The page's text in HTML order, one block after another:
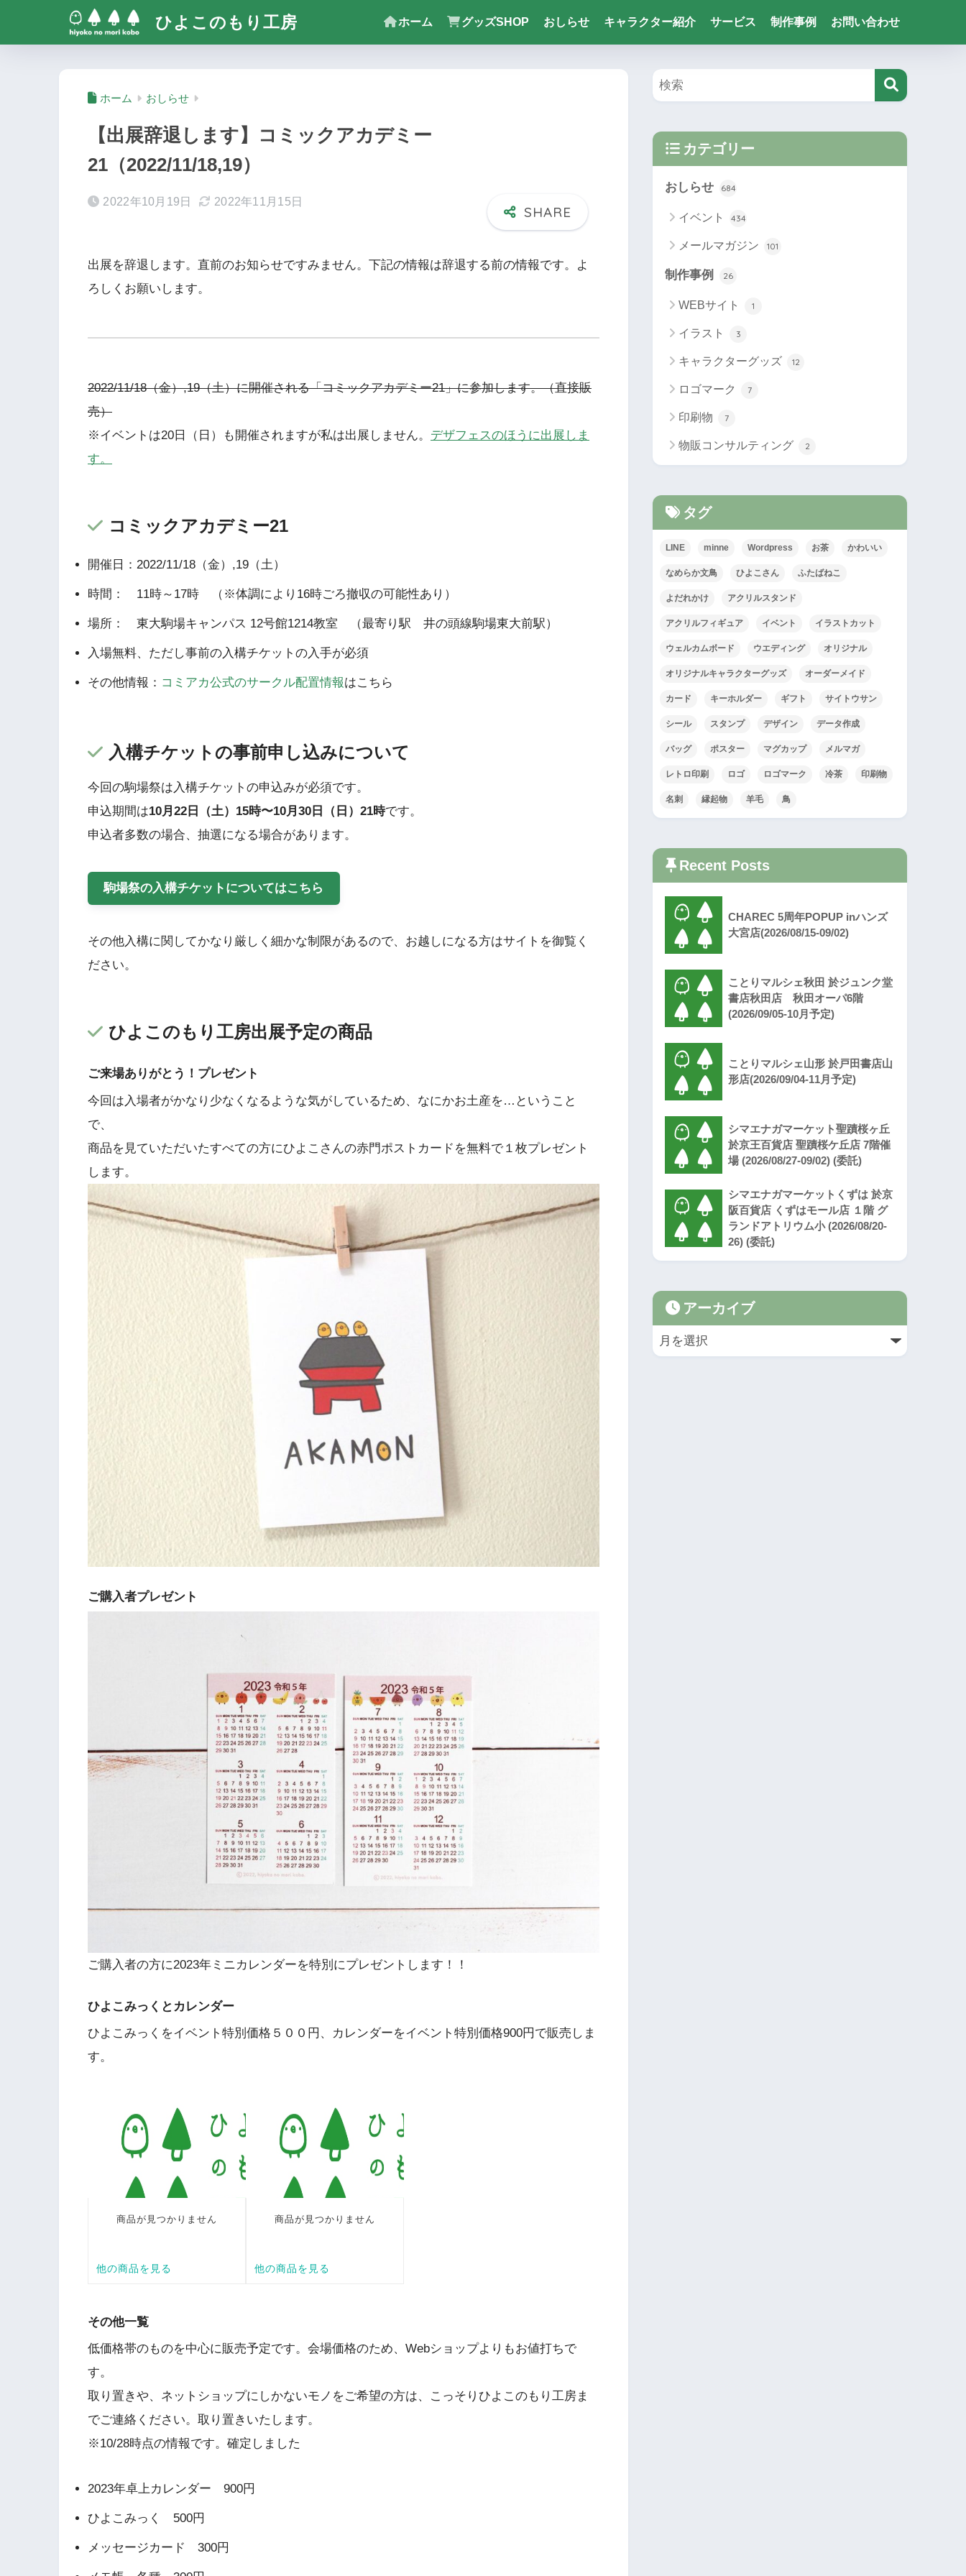
ひよこのもり工房 ホーム グッズSHOP おしらせ キャラクター紹介 サービス 制作事例 お問い合わせ
ホーム おしらせ
【出展辞退します】コミックアカデミー
21（2022/11/18,19）
2022年10月19日 2022年11月15日
出展を辞退します。直前のお知らせですみません。下記の情報は辞退する前の情報です。よ
ろしくお願いします。
2022/11/18（金）,19（土）に開催される「コミックアカデミー21」に参加します。（直接販
売）
※イベントは20日（日）も開催されますが私は出展しません。 デザフェスのほうに出展しま
す。
コミックアカデミー21
開催日：2022/11/18（金）,19（土）
時間： 11時～17時 （※体調により16時ごろ撤収の可能性あり）
場所： 東大駒場キャンパス 12号館1214教室 （最寄り駅 井の頭線駒場東大前駅）
入場無料、ただし事前の入構チケットの入手が必須
その他情報： コミアカ公式のサークル配置情報はこちら
入構チケットの事前申し込みについて
今回の駒場祭は入構チケットの申込みが必須です。
申込期間は10月22日（土）15時〜10月30日（日）21時です。
申込者多数の場合、抽選になる場合があります。
駒場祭の入構チケットについてはこちら
その他入構に関してかなり厳しく細かな制限があるので、お越しになる方はサイトを御覧く
ださい。
ひよこのもり工房出展予定の商品
ご来場ありがとう！プレゼント
今回は入場者がかなり少なくなるような気がしているため、なにかお土産を…ということ
で、
商品を見ていただいたすべての方にひよこさんの赤門ポストカードを無料で１枚プレゼント
します。
ご購入者プレゼント
ご購入者の方に2023年ミニカレンダーを特別にプレゼントします！！
ひよこみっくとカレンダー
ひよこみっくをイベント特別価格５００円、カレンダーをイベント特別価格900円で販売しま
す。
その他一覧
低価格帯のものを中心に販売予定です。会場価格のため、Webショップよりもお値打ちで
す。
取り置きや、ネットショップにしかないモノをご希望の方は、こっそりひよこのもり工房ま
でご連絡ください。取り置きいたします。
※10/28時点の情報です。確定しました
2023年卓上カレンダー 900円
ひよこみっく 500円
メッセージカード 300円
カテゴリー
おしらせ 684
イベント 434
メールマガジン 101
制作事例 26
WEBサイト 1
イラスト 3
キャラクターグッズ 12
ロゴマーク 7
印刷物 7
物販コンサルティング 2
タグ
LINE minne Wordpress お茶 かわいい
なめらか文鳥 ひよこさん ふたばねこ
よだれかけ アクリルスタンド
アクリルフィギュア イベント イラストカット
ウェルカムボード ウエディング オリジナル
オリジナルキャラクターグッズ オーダーメイド
カード キーホルダー ギフト サイトウサン
シール スタンプ デザイン データ作成
バッグ ポスター マグカップ メルマガ
レトロ印刷 ロゴ ロゴマーク 冷茶 印刷物
名刺 縁起物 羊毛 鳥
Recent Posts
CHAREC 5周年POPUP inハンズ
大宮店(2026/08/15-09/02)
ことりマルシェ秋田 於ジュンク堂
書店秋田店 秋田オーパ6階
(2026/09/05-10月予定)
ことりマルシェ山形 於戸田書店山
形店(2026/09/04-11月予定)
シマエナガマーケット聖蹟桜ヶ丘
於京王百貨店 聖蹟桜ケ丘店 7階催
場 (2026/08/27-09/02) (委託)
シマエナガマーケットくずは 於京
阪百貨店 くずはモール店 １階 グ
ランドアトリウム小 (2026/08/20-
26) (委託)
アーカイブ